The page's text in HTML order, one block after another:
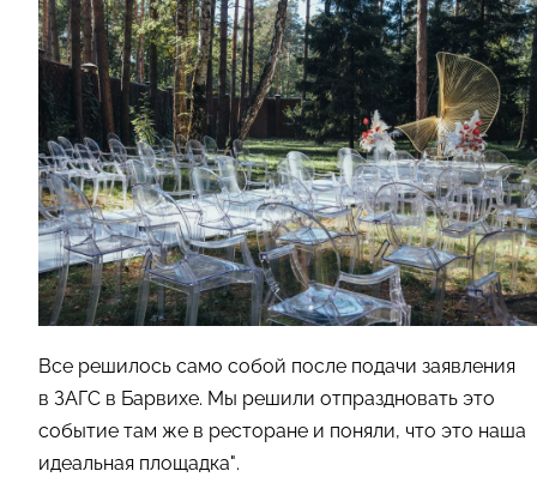
Все решилось само собой после подачи заявления
в ЗАГС в Барвихе. Мы решили отпраздновать это
событие там же в ресторане и поняли, что это наша
идеальная площадка".